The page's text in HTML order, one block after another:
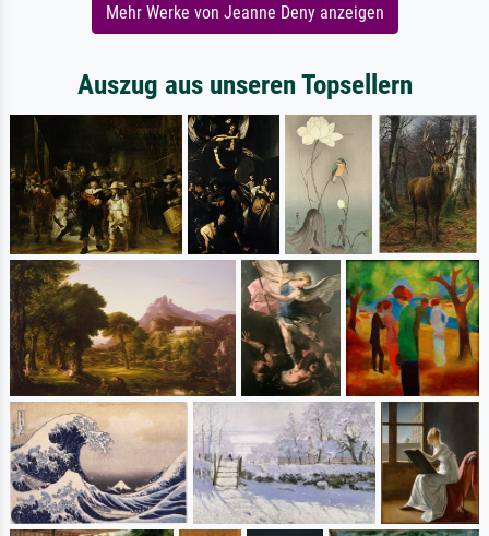
Mehr Werke von Jeanne Deny anzeigen
Auszug aus unseren Topsellern